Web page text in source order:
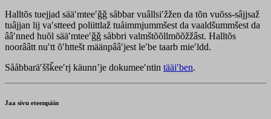
Halltõs tuejjad sääʹmteeʹǧǧ såbbar vuâllsiʹžžen da tõn vuõss-sâjjsaž
tuâjjan lij vaʹstteed poliittlaž tuåimmjummšest da vaaldšummšest da
ââʹnned huõl sääʹmteeʹǧǧ såbbri valmštõõllmõõžžâst. Halltõs
noorââtt nuʹtt õʹhttešt määnpââʹjest leʹbe taarb mieʹldd.
Sååbbaräʹššǩeeʹrj käunnʼje dokumeeʹntin tääiʹben.
Jaa sivu eteenpäin